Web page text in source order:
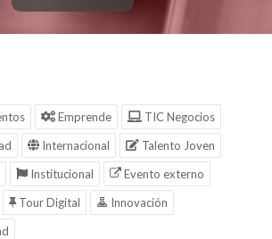
Emprende
TIC Negocios
Internacional
Talento Joven
Institucional
Evento externo
Tour Digital
Innovación